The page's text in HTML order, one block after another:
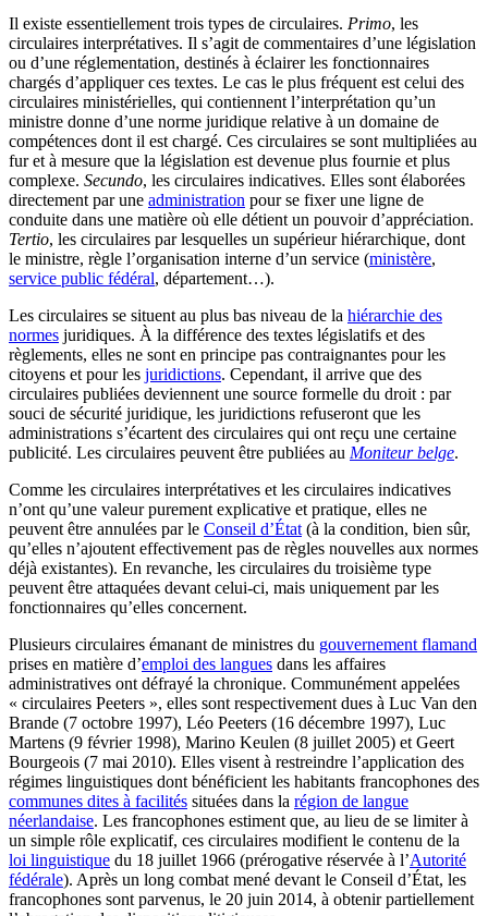
Il existe essentiellement trois types de circulaires. Primo, les
circulaires interprétatives. Il s’agit de commentaires d’une législation
ou d’une réglementation, destinés à éclairer les fonctionnaires
chargés d’appliquer ces textes. Le cas le plus fréquent est celui des
circulaires ministérielles, qui contiennent l’interprétation qu’un
ministre donne d’une norme juridique relative à un domaine de
compétences dont il est chargé. Ces circulaires se sont multipliées au
fur et à mesure que la législation est devenue plus fournie et plus
complexe. Secundo, les circulaires indicatives. Elles sont élaborées
directement par une administration pour se fixer une ligne de
conduite dans une matière où elle détient un pouvoir d’appréciation.
Tertio, les circulaires par lesquelles un supérieur hiérarchique, dont
le ministre, règle l’organisation interne d’un service (ministère,
service public fédéral, département…).
Les circulaires se situent au plus bas niveau de la hiérarchie des
normes juridiques. À la différence des textes législatifs et des
règlements, elles ne sont en principe pas contraignantes pour les
citoyens et pour les juridictions. Cependant, il arrive que des
circulaires publiées deviennent une source formelle du droit : par
souci de sécurité juridique, les juridictions refuseront que les
administrations s’écartent des circulaires qui ont reçu une certaine
publicité. Les circulaires peuvent être publiées au Moniteur belge.
Comme les circulaires interprétatives et les circulaires indicatives
n’ont qu’une valeur purement explicative et pratique, elles ne
peuvent être annulées par le Conseil d’État (à la condition, bien sûr,
qu’elles n’ajoutent effectivement pas de règles nouvelles aux normes
déjà existantes). En revanche, les circulaires du troisième type
peuvent être attaquées devant celui-ci, mais uniquement par les
fonctionnaires qu’elles concernent.
Plusieurs circulaires émanant de ministres du gouvernement flamand
prises en matière d’emploi des langues dans les affaires
administratives ont défrayé la chronique. Communément appelées
« circulaires Peeters », elles sont respectivement dues à Luc Van den
Brande (7 octobre 1997), Léo Peeters (16 décembre 1997), Luc
Martens (9 février 1998), Marino Keulen (8 juillet 2005) et Geert
Bourgeois (7 mai 2010). Elles visent à restreindre l’application des
régimes linguistiques dont bénéficient les habitants francophones des
communes dites à facilités situées dans la région de langue
néerlandaise. Les francophones estiment que, au lieu de se limiter à
un simple rôle explicatif, ces circulaires modifient le contenu de la
loi linguistique du 18 juillet 1966 (prérogative réservée à l’Autorité
fédérale). Après un long combat mené devant le Conseil d’État, les
francophones sont parvenus, le 20 juin 2014, à obtenir partiellement